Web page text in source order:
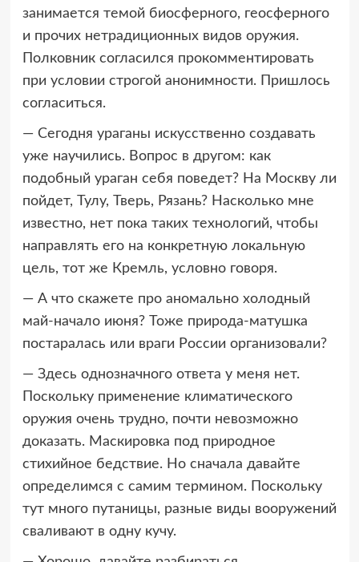
занимается темой биосферного, геосферного
и прочих нетрадиционных видов оружия.
Полковник согласился прокомментировать
при условии строгой анонимности. Пришлось
согласиться.
— Сегодня ураганы искусственно создавать
уже научились. Вопрос в другом: как
подобный ураган себя поведет? На Москву ли
пойдет, Тулу, Тверь, Рязань? Насколько мне
известно, нет пока таких технологий, чтобы
направлять его на конкретную локальную
цель, тот же Кремль, условно говоря.
— А что скажете про аномально холодный
май-начало июня? Тоже природа-матушка
постаралась или враги России организовали?
— Здесь однозначного ответа у меня нет.
Поскольку применение климатического
оружия очень трудно, почти невозможно
доказать. Маскировка под природное
стихийное бедствие. Но сначала давайте
определимся с самим термином. Поскольку
тут много путаницы, разные виды вооружений
сваливают в одну кучу.